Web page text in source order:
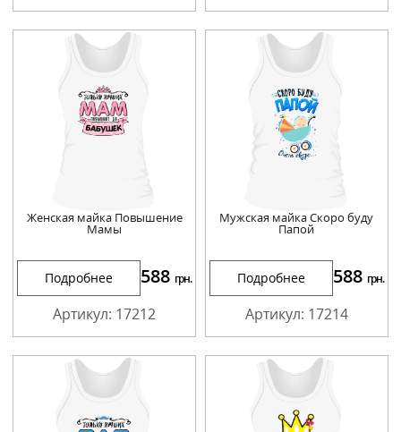
Женская майка Повышение
Мамы
Подробнее 588 грн.
Артикул: 17212
Мужская майка Скоро буду
Папой
Подробнее 588 грн.
Артикул: 17214